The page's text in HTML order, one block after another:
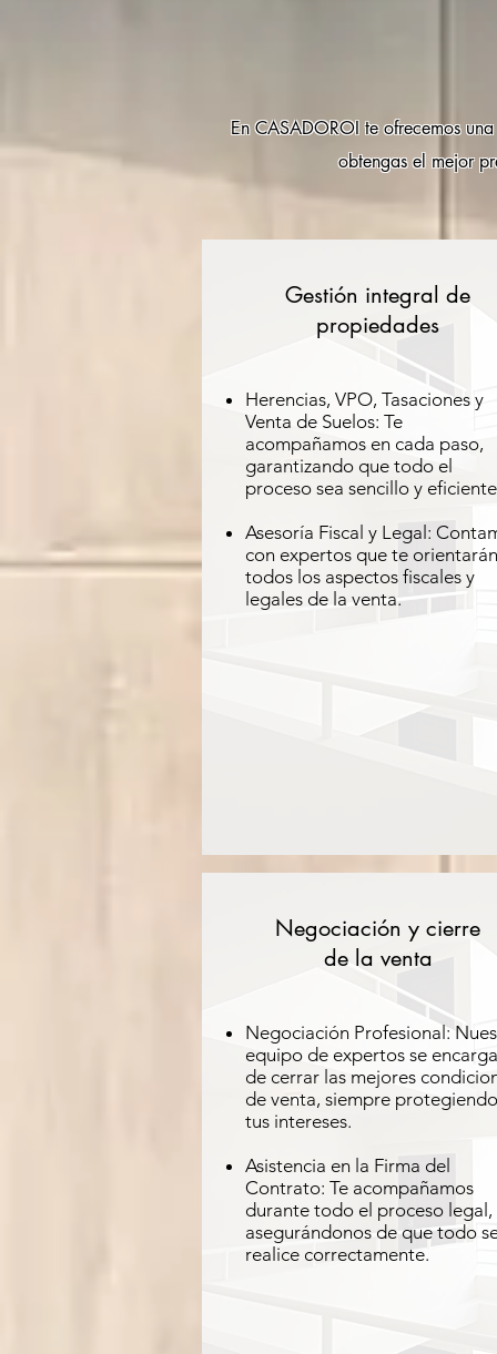
En CASADOROI te ofrecemos
obtengas el mejor
Gestión integral de
propiedades
Herencias, VPO, Tasaciones y
Venta de Suelos: Te
acompañamos en cada paso,
garantizando que todo el
proceso sea sencillo y
Asesoría Fiscal y Legal:
con expertos que te
todos los aspectos fiscales y
legales de la venta.
Negociación y cierre
de la venta
Negociación Profesional:
equipo de expertos se
de cerrar las mejores
de venta, siempre protegiendo
tus intereses.
Asistencia en la Firma del
Contrato: Te acompañamos
durante todo el proceso legal,
asegurándonos de que todo
realice correctamente.